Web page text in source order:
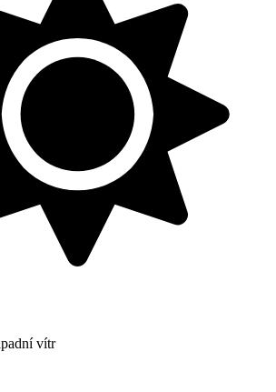
vítr